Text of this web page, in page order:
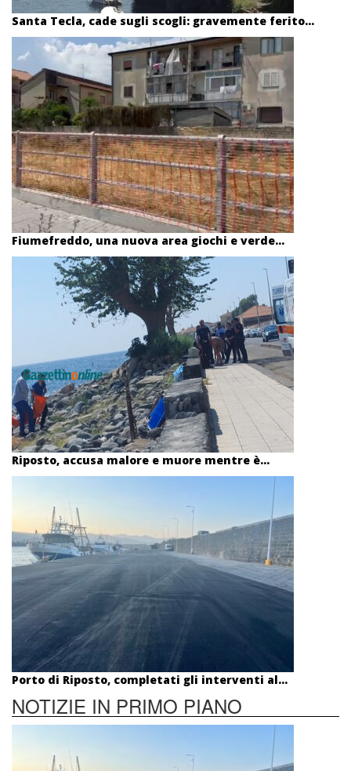
Santa Tecla, cade sugli scogli: gravemente ferito...
Fiumefreddo, una nuova area giochi e verde...
Riposto, accusa malore e muore mentre è...
Porto di Riposto, completati gli interventi al...
NOTIZIE IN PRIMO PIANO